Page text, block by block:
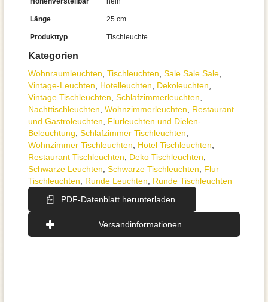
Kategorien
Wohnraum­leuchten Tisch­leuchten Sale Sale Sale
Vintage-Leuchten
Hotelleuchten Dekoleuchten
Vintage Tischleuchten Schlafzimmer­leuchten
Nachttisch­leuchten Wohnzimmer­leuchten
Restaurant
und Gastroleuchten
Flurleuchten und Dielen-
Beleuchtung Schlafzimmer Tischleuchten
Wohnzimmer Tischleuchten
Hotel Tischleuchten
Restaurant Tischleuchten
Deko Tischleuchten
Schwarze Leuchten Schwarze Tischleuchten
Flur
Tischleuchten
Runde Leuchten
Runde Tischleuchten
PDF-Datenblatt herunterladen
Versandinformationen
Länge 25 cm
Produkttyp Tischleuchte